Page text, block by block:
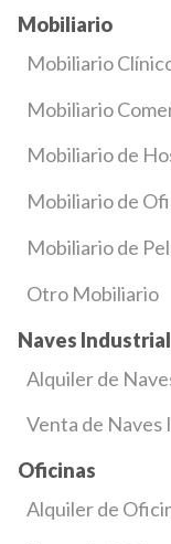
Mobiliario
Mobiliario
Mobiliario
Mobiliario de
Mobiliario de
Mobiliario de
Otro Mobiliario
Naves
Alquiler de
Venta de Naves
Oficinas
Alquiler de